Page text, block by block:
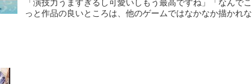
「演技力うますぎるし可愛いしもう最高ですね」「なんで
っと作品の良いところは、他のゲームではなかなか描かれな